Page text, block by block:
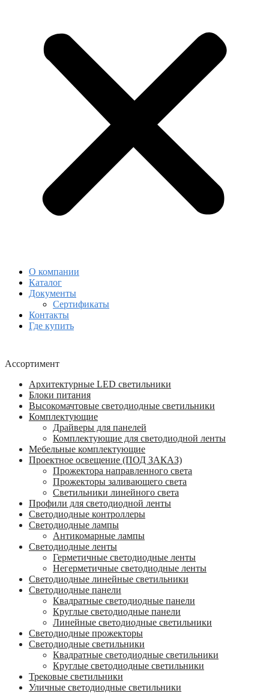
О компании
Каталог
Документы
Сертификаты
Контакты
Где купить
Ассортимент
Архитектурные LED светильники
Блоки питания
Высокомачтовые светодиодные светильники
Комплектующие
Драйверы для панелей
Комплектующие для светодиодной ленты
Мебельные комплектующие
Проектное освещение (ПОД ЗАКАЗ)
Прожектора направленного света
Прожекторы заливающего света
Светильники линейного света
Профили для светодиодной ленты
Светодиодные контроллеры
Светодиодные лампы
Антикомарные лампы
Светодиодные ленты
Гермeтичные светодиодные ленты
Негерметичные светодиодные ленты
Светодиодные линейные светильники
Светодиодные панели
Квадратные светодиодные панели
Круглые светодиодные панели
Линейные светодиодные светильники
Светодиодные прожекторы
Светодиодные светильники
Квадратные светодиодные светильники
Круглые светодиодные светильники
Трековые светильники
Уличные светодиодные светильники